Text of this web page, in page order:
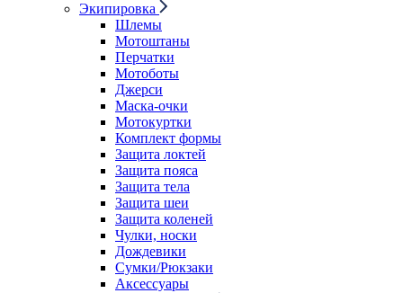
Экипировка
Шлемы
Мотоштаны
Перчатки
Мотоботы
Джерси
Маска-очки
Мотокуртки
Комплект формы
Защита локтей
Защита пояса
Защита тела
Защита шеи
Защита коленей
Чулки, носки
Дождевики
Сумки/Рюкзаки
Аксессуары